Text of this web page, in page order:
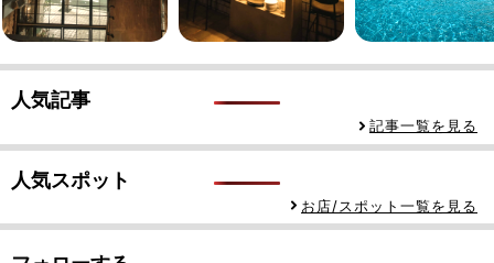
人気記事
記事一覧を見る
人気スポット
お店/スポット一覧を見る